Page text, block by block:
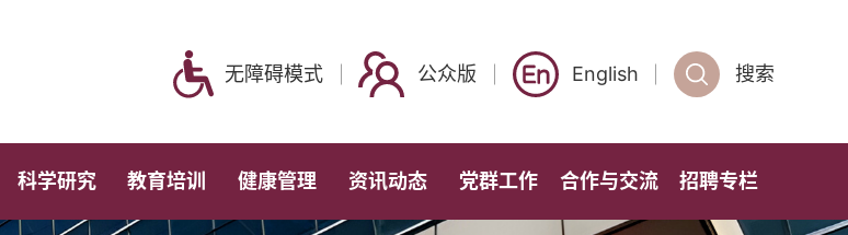
无障碍模式 公众版 English 搜索
科学研究 教育培训 健康管理 资讯动态 党群工作 合作与交流 招聘专栏